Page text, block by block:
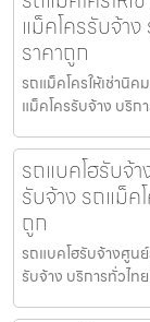
แม็คโครรับจ้า
ราคาถูก
รถแม็คโครให้เช่านิค
แม็คโครรับจ้าง บริก
รถแบคโฮรับจ้
รับจ้าง รถแม็ค
ถูก
รถแบคโฮรับจ้างศูน
รับจ้าง บริการทั่วไ